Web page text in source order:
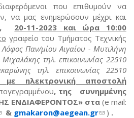
που επιθυμούν να
να μας ενημερώσουν μέχρι και
, 20-11-2023 και ώρα 10:00
γραφείο του Τμήματος Τεχνικής
Λόφος Παν/μίου Αιγαίου - Μυτιλήνη
τηλ. επικοινωνίας 22510
τηλ. επικοινωνίας 22510
ηλεκτρονική αποστολή
, της συνημμένης
ΕΝΔΙΑΦΕΡΟΝΤΟΣ» στα (e mail:
sends e-mail)
& gmakaron@aegean.gr(link) .